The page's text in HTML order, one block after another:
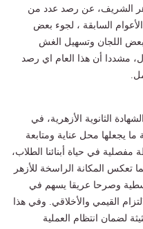
الشريف، عن رصد عدد من
السابقة ، لجوء بعض
لبعض اللجان وتسهيل الغش
مشددا أن هذا العام اي رصد
الثانوية الأزهرية، في
يجعلها محل عناية ومتابعة
في حياة أبنائنا الطلاب،
تعكس المكانة الراسخة للأزهر
وصرحا عريقا يسهم في
القيمي والأخلاقي. وفي هذا
لضمان انتظام العملية